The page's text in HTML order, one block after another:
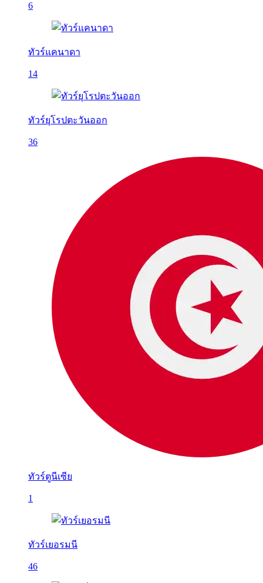
6
ทัวร์แคนาดา
14
ทัวร์ยุโรปตะวันออก
36
ทัวร์ตูนีเซีย
1
ทัวร์เยอรมนี
46